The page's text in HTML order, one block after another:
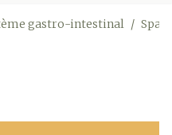
gastro-intestinal /